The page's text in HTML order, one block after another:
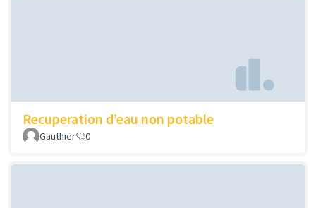
Recuperation d’eau non potable
Gauthier 0